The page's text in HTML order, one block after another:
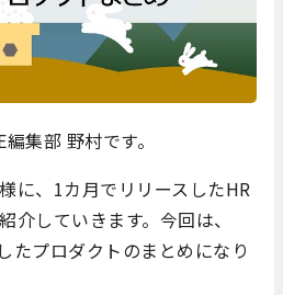
集部 野村です。
に、1カ月でリリースしたHR
介していきます。今回は、
たプロダクトのまとめになり